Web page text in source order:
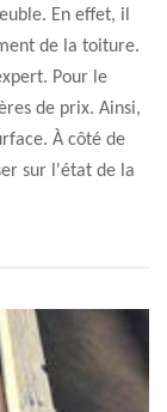
En effet, il
de la toiture.
Pour le
de prix. Ainsi,
À côté de
sur l'état de la